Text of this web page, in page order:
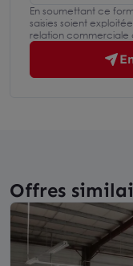
En soumettant ce
saisies soient
relation commerciale
Offres